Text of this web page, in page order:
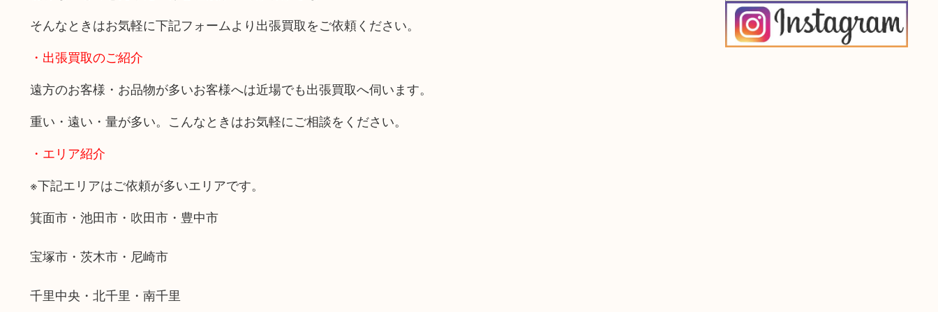
そんなときはお気軽に下記フォームより出張買取をご依頼ください。
・出張買取のご紹介
遠方のお客様・お品物が多いお客様へは近場でも出張買取へ伺います。
重い・遠い・量が多い。こんなときはお気軽にご相談をください。
・エリア紹介
※下記エリアはご依頼が多いエリアです。
箕面市・池田市・吹田市・豊中市
宝塚市・茨木市・尼崎市
千里中央・北千里・南千里